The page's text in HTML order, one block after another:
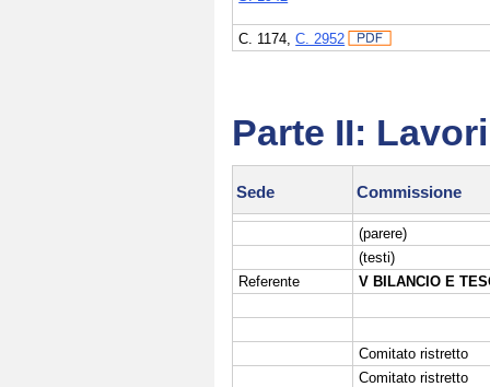
C. 1174 ,C. 2952
Parte II:
Sede Commissione
(parere)
(testi)
Referente
V BILANCIO E
Comitato ristretto
Comitato ristretto